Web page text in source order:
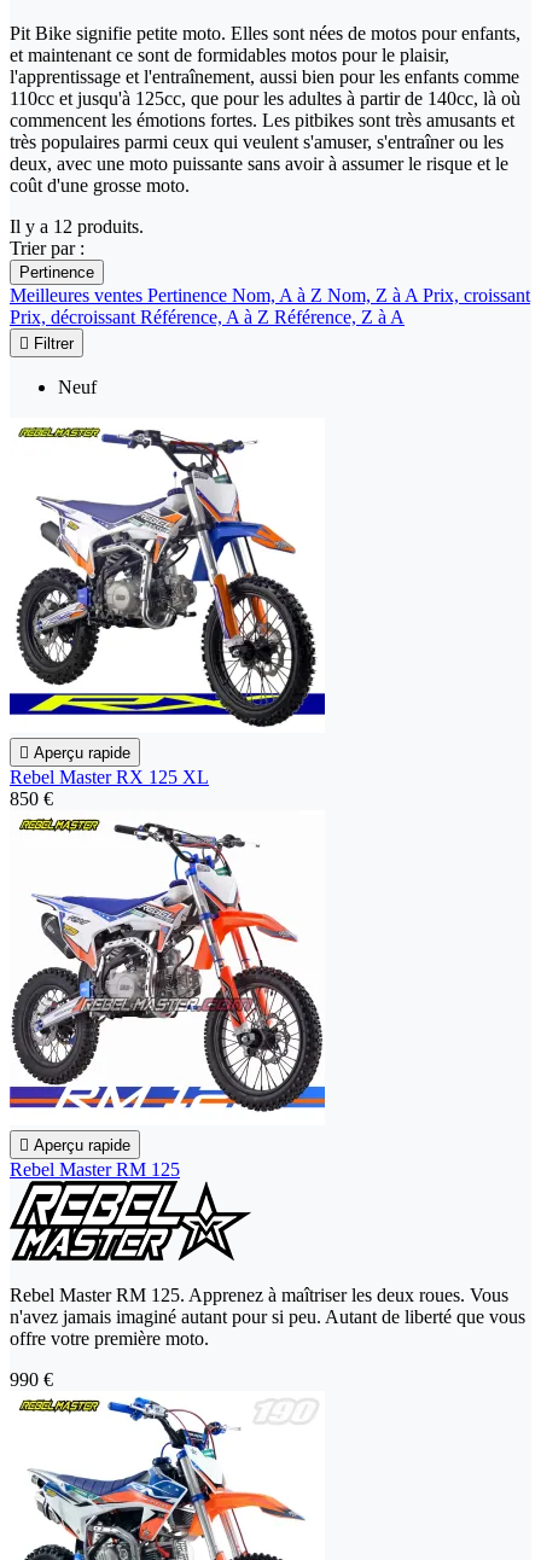
Pit Bike signifie petite moto. Elles sont nées de motos pour enfants,
et maintenant ce sont de formidables motos pour le plaisir,
l'apprentissage et l'entraînement, aussi bien pour les enfants comme
110cc et jusqu'à 125cc, que pour les adultes à partir de 140cc, là où
commencent les émotions fortes. Les pitbikes sont très amusants et
très populaires parmi ceux qui veulent s'amuser, s'entraîner ou les
deux, avec une moto puissante sans avoir à assumer le risque et le
coût d'une grosse moto.
Il y a 12 produits.
Trier par :
Pertinence
Meilleures ventes Pertinence Nom, A à Z Nom, Z à APrix, croissant
Prix, décroissantRéférence, A à Z Référence, Z à A
 Filtrer
Neuf
 Aperçu rapide
Rebel Master RX 125 XL
850 €
 Aperçu rapide
Rebel Master RM 125
Rebel Master RM 125. Apprenez à maîtriser les deux roues. Vous
n'avez jamais imaginé autant pour si peu. Autant de liberté que vous
offre votre première moto.
990 €